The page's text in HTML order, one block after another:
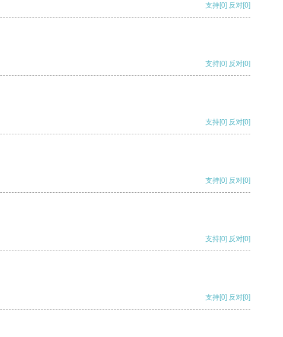
支持[0] 反对[0]
支持[0] 反对[0]
支持[0] 反对[0]
支持[0] 反对[0]
支持[0] 反对[0]
支持[0] 反对[0]